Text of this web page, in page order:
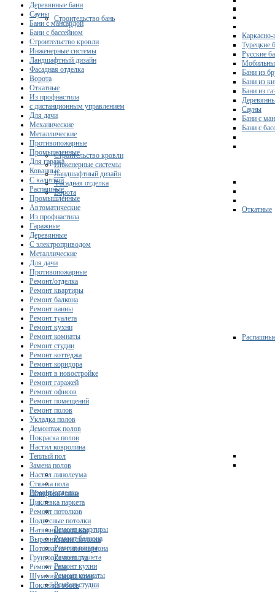
Строительство бань
Турецкие
Русские
Бани из
Бани из
Бани из
Сауны
Бани с
Бани с
Строительство кровли
Инженерные системы
Ландшафтный дизайн
Фасадная отделка
Ворота
Откатные
Ремонт/отделка
Ремонт квартиры
Ремонт балкона
Ремонт ванны
Ремонт туалета
Ремонт кухни
Ремонт комнаты
Ремонт студии
Деревянные бани
Сауны
Бани с мансардой
Бани с бассейном
Строительство кровли
Инженерные системы
Ландшафтный дизайн
Фасадная отделка
Ворота
Откатные
Из профнастила
с дистанционным управлением
Для дачи
Механические
Металлические
Противопожарные
Промышленные
Для гаража
Кованные
С калиткой
Распашные
Промышленные
Автоматические
Из профнастила
Гаражные
Деревянные
С электроприводом
Металлические
Для дачи
Противопожарные
Ремонт/отделка
Ремонт квартиры
Ремонт балкона
Ремонт ванны
Ремонт туалета
Ремонт кухни
Ремонт комнаты
Ремонт студии
Ремонт коттеджа
Ремонт коридора
Ремонт в новостройке
Ремонт гаражей
Ремонт офисов
Ремонт помещений
Ремонт полов
Укладка полов
Демонтаж полов
Покраска полов
Настил ковролина
Теплый пол
Замена полов
Настил линолеума
Стяжка пола
Шлифовка пола
Циклевка паркета
Ремонт потолков
Подвесные потолки
Натяжные потолки
Выравнивание потолка
Потолки из гипсокартона
Грунтовка потолка
Ремонт стен
Шумоизоляция стен
Поклейка обоев